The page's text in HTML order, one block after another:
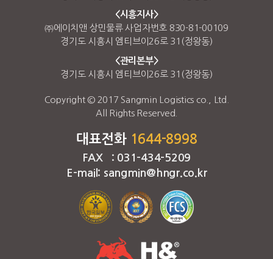
<시흥지사>
㈜에이치앤 상민물류 사업자번호 830-81-00109
경기도 시흥시 엠티브이26로 31(정왕동)
<관리본부>
경기도 시흥시 엠티브이26로 31(정왕동)
Copyright © 2017 Sangmin Logistics co., Ltd.
All Rights Reserved.
대표전화 1644-8998
FAX : 031-434-5209
E-mail: sangmin@hngr.co.kr